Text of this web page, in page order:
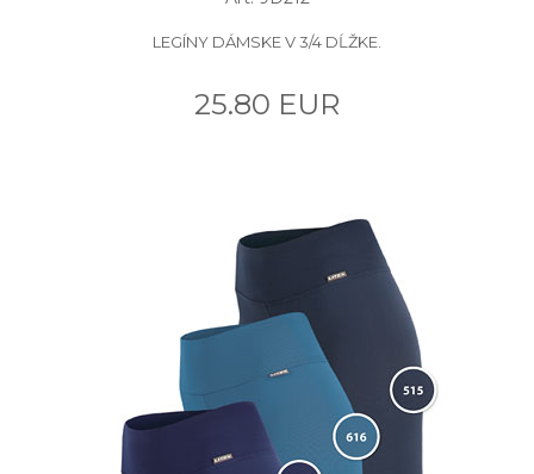
LEGÍNY DÁMSKE V 3/4 DĹŽKE.
25.80 EUR